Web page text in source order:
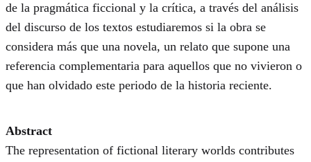
de la pragmática ficcional y la crítica, a través del análisis
del discurso de los textos estudiaremos si la obra se
considera más que una novela, un relato que supone una
referencia complementaria para aquellos que no vivieron o
que han olvidado este periodo de la historia reciente.
Abstract
The representation of fictional literary worlds contributes